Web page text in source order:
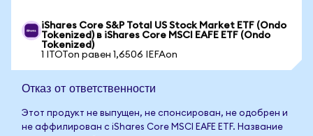
iShares Core S&P Total US Stock Market ETF (Ondo
Tokenized) в iShares Core MSCI EAFE ETF (Ondo
Tokenized)
1 ITOTon равен 1,6506 IEFAon
Отказ от ответственности
Этот продукт не выпущен, не спонсирован, не одобрен и
не аффилирован с iShares Core MSCI EAFE ETF. Название